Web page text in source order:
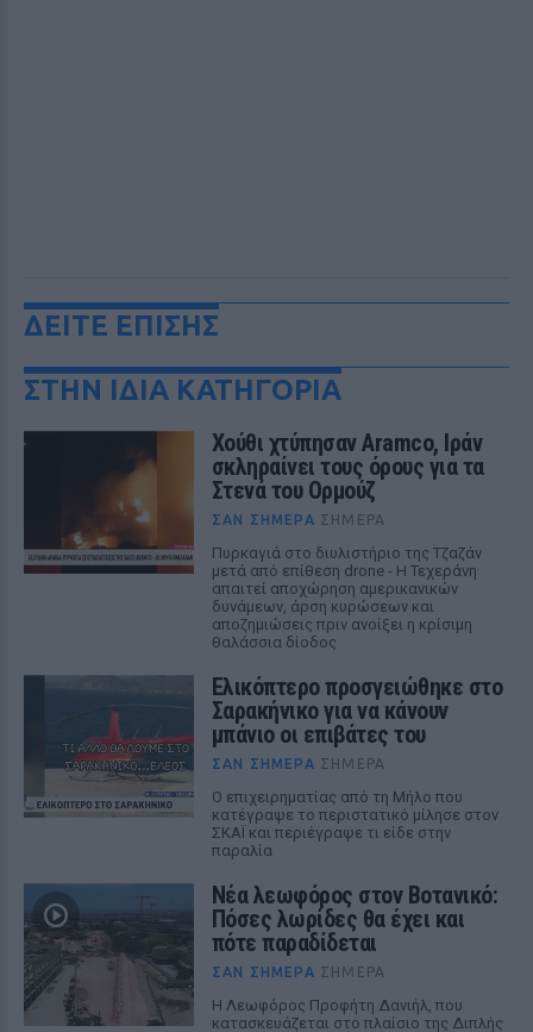
ΔΕΙΤΕ ΕΠΙΣΗΣ
ΣΤΗΝ ΙΔΙΑ ΚΑΤΗΓΟΡΙΑ
Χούθι χτύπησαν Aramco, Ιράν
σκληραίνει τους όρους για τα
Στενά του Ορμούζ
ΣΑΝ ΣΉΜΕΡΑ ΣΉΜΕΡΑ
Πυρκαγιά στο διυλιστήριο της Τζαζάν
μετά από επίθεση drone - Η Τεχεράνη
απαιτεί αποχώρηση αμερικανικών
δυνάμεων, άρση κυρώσεων και
αποζημιώσεις πριν ανοίξει η κρίσιμη
θαλάσσια δίοδος
Ελικόπτερο προσγειώθηκε στο
Σαρακήνικο για να κάνουν
μπάνιο οι επιβάτες του
ΣΑΝ ΣΉΜΕΡΑ ΣΉΜΕΡΑ
Ο επιχειρηματίας από τη Μήλο που
κατέγραψε το περιστατικό μίλησε στον
ΣΚΑΪ και περιέγραψε τι είδε στην
παραλία
Νέα λεωφόρος στον Βοτανικό:
Πόσες λωρίδες θα έχει και
πότε παραδίδεται
ΣΑΝ ΣΉΜΕΡΑ ΣΉΜΕΡΑ
Η Λεωφόρος Προφήτη Δανιήλ, που
κατασκευάζεται στο πλαίσιο της Διπλής